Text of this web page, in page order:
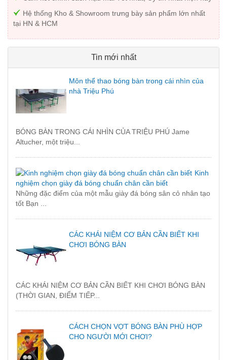
Hệ thống Kho & Showroom trưng bày sản phẩm lớn nhất
tại HN & HCM
Tin mới nhất
Môn thể thao bóng bàn trong cái nhìn của
nhà Triệu Phú
BÓNG BÀN TRONG CÁI NHÌN CỦA TRIỆU PHÚ Jame
Altucher, một triệu...
Kinh
nghiệm chọn giày đá bóng chuẩn chân cần biết
Những đặc điểm của một mẫu giày đá bóng sân cỏ nhân tạo
tốt Bạn ...
CÁC KHÁI NIỆM CƠ BẢN CẦN BIẾT KHI
CHƠI BÓNG BÀN
CÁC KHÁI NIỆM CƠ BẢN CẦN BIẾT KHI CHƠI BÓNG BÀN
(THỜI GIAN, ĐIỂM TIẾP...
CÁCH CHỌN VỢT BÓNG BÀN PHÙ HỢP
CHO NGƯỜI MỚI CHƠI?